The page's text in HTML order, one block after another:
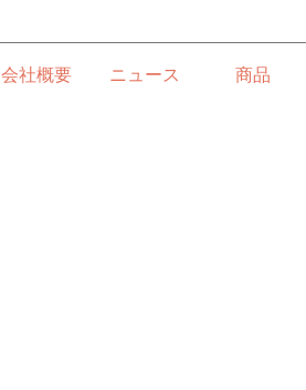
会社概要 ニュース 商品